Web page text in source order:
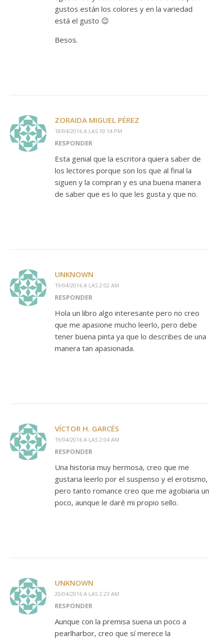
gustos están los colores y en la variedad
está el gusto 😉
Besos.
ZORAIDA MIGUEL PÉREZ
18/04/2016 A LAS 10:14 PM
RESPONDER
Esta genial que la escritora quiera saber de
los lectores porque son los que al final la
siguen y la compran y es una buena manera
de saber que es lo que les gusta y que no.
UNKNOWN
19/04/2016 A LAS 2:02 AM
RESPONDER
Hola un libro algo interesante pero no creo
que me apasione mucho leerlo, pero debe
tener buena pinta ya que lo describes de una
manera tan apasionada.
VÍCTOR H. GARCÉS
19/04/2016 A LAS 2:04 AM
RESPONDER
Una historia muy hermosa, creo que me
gustaria leerlo por el suspenso y el erotismo,
pero tanto romance creo que me agobiaria un
poco, aunque le daré mi propio sello.
UNKNOWN
20/04/2016 A LAS 2:23 AM
RESPONDER
Aunque con la premisa suena un poco a
pearlharbor, creo que sí merece la